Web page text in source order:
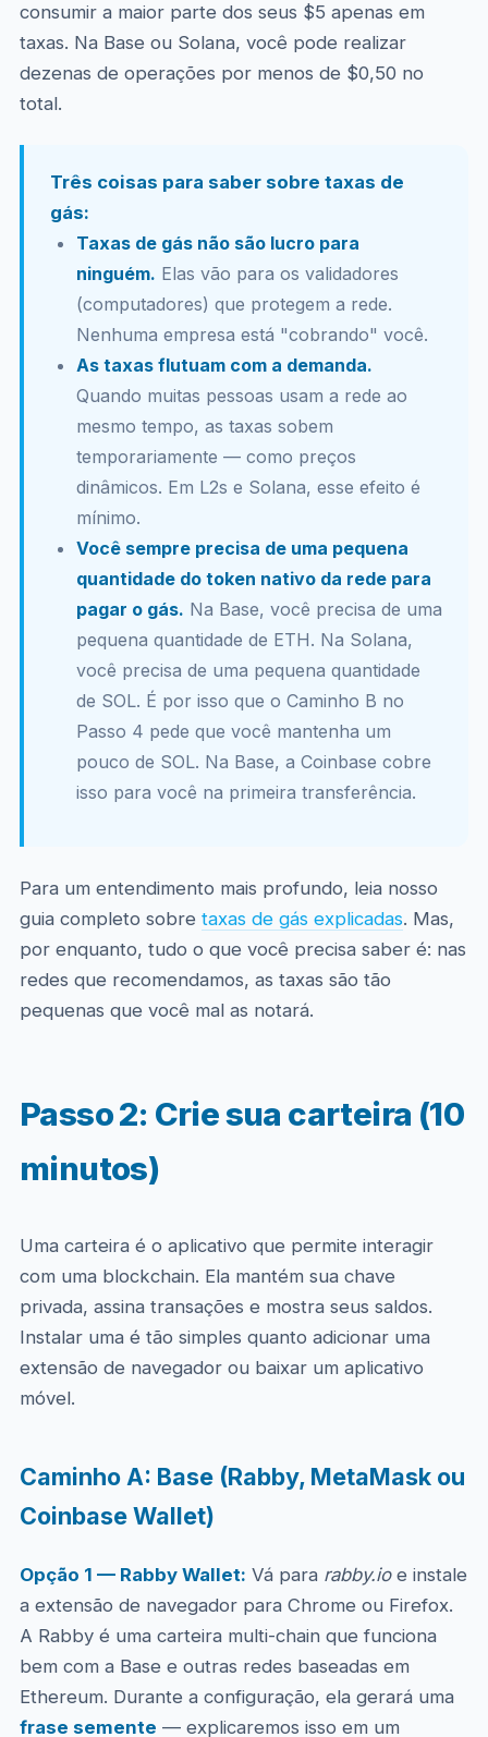
consumir a maior parte dos seus $5 apenas em
taxas. Na Base ou Solana, você pode realizar
dezenas de operações por menos de $0,50 no
total.
Três coisas para saber sobre taxas de
gás:
Taxas de gás não são lucro para
ninguém. Elas vão para os validadores
(computadores) que protegem a rede.
Nenhuma empresa está "cobrando" você.
As taxas flutuam com a demanda.
Quando muitas pessoas usam a rede ao
mesmo tempo, as taxas sobem
temporariamente — como preços
dinâmicos. Em L2s e Solana, esse efeito é
mínimo.
Você sempre precisa de uma pequena
quantidade do token nativo da rede para
pagar o gás. Na Base, você precisa de uma
pequena quantidade de ETH. Na Solana,
você precisa de uma pequena quantidade
de SOL. É por isso que o Caminho B no
Passo 4 pede que você mantenha um
pouco de SOL. Na Base, a Coinbase cobre
isso para você na primeira transferência.
Para um entendimento mais profundo, leia nosso
guia completo sobre taxas de gás explicadas. Mas,
por enquanto, tudo o que você precisa saber é: nas
redes que recomendamos, as taxas são tão
pequenas que você mal as notará.
Passo 2: Crie sua carteira (10
minutos)
Uma carteira é o aplicativo que permite interagir
com uma blockchain. Ela mantém sua chave
privada, assina transações e mostra seus saldos.
Instalar uma é tão simples quanto adicionar uma
extensão de navegador ou baixar um aplicativo
móvel.
Caminho A: Base (Rabby, MetaMask ou
Coinbase Wallet)
Opção 1 — Rabby Wallet: Vá para rabby.ioe instale
a extensão de navegador para Chrome ou Firefox.
A Rabby é uma carteira multi-chain que funciona
bem com a Base e outras redes baseadas em
Ethereum. Durante a configuração, ela gerará uma
frase semente — explicaremos isso em um